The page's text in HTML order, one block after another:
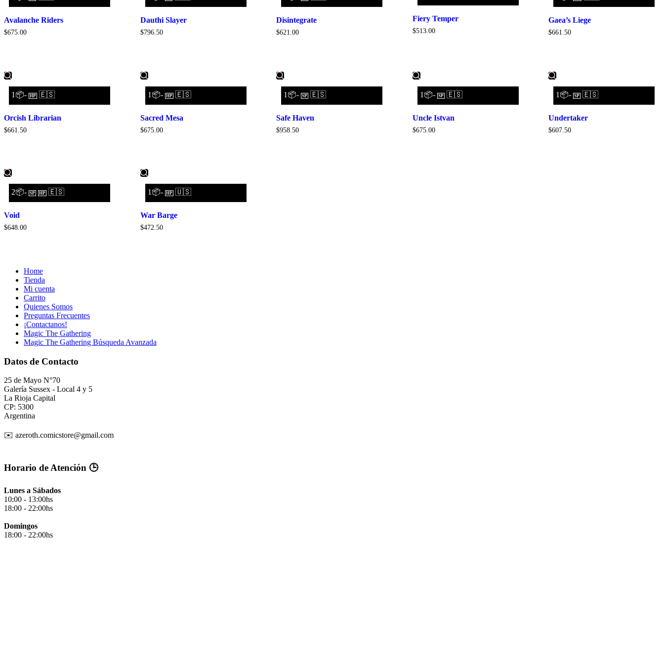
Avalanche Riders
$675.00
Dauthi Slayer
$796.50
Disintegrate
$621.00
Fiery Temper
$513.00
Gaea’s Liege
$661.50
1📦- HP 🇪🇸
Orcish Librarian
$661.50
1📦- HP 🇪🇸
Sacred Mesa
$675.00
1📦- SP 🇪🇸
Safe Haven
$958.50
1📦- SP 🇪🇸
Uncle Istvan
$675.00
1📦- SP 🇪🇸
Undertaker
$607.50
2📦- SP HP 🇪🇸
Void
$648.00
1📦- HP 🇺🇸
War Barge
$472.50
Home
Tienda
Mi cuenta
Carrito
Quienes Somos
Preguntas Frecuentes
¡Contactanos!
Magic The Gathering
Magic The Gathering Búsqueda Avanzada
Datos de Contacto
25 de Mayo N°70
Galería Sussex - Local 4 y 5
La Rioja Capital
CP: 5300
Argentina
✉️ azeroth.comicstore@gmail.com
Horario de Atención 🕒
Lunes a Sábados
10:00 - 13:00hs
18:00 - 22:00hs
Domingos
18:00 - 22:00hs